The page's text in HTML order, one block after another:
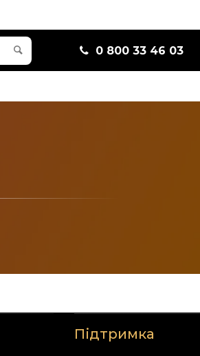
0 800 33 46 03
Підтримка